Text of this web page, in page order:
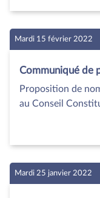
Mardi 15 février 2022
Communiqué de
Proposition de
au Conseil
Mardi 25 janvier 2022